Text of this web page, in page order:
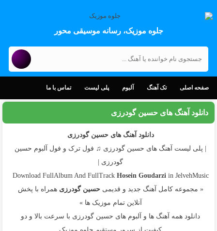
جلوه موزیک، رسانه موسیقی محور
صفحه اصلی تک آهنگ آلبوم پلی لیست تماس با ما
دانلود آهنگ های حسین گودرزی
دانلود آهنگ های حسین گودرزی
| پلی لیست آهنگ های حسین گودرزی ♫ فول ترک و فول آلبوم حسین
گودرزی |
Download FullAlbum And FullTrack Hosein Goudarzi in JelvehMusic
« مجموعه کامل آهنگ جدید و قدیمیحسین گودرزی همراه با پخش
آنلاین تمام موزیک ها »
دانلود همه آهنگ ها و آلبوم های حسین گودرزی با سرعت بالا و دو